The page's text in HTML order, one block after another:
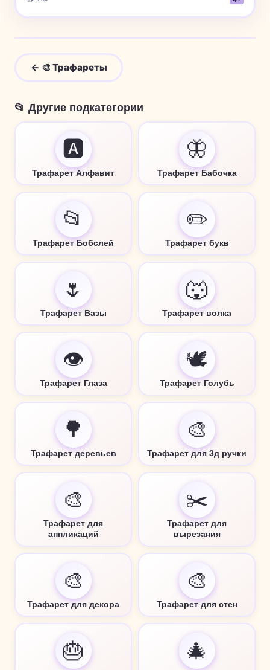
← 🎨 Трафареты
📂 Другие подкатегории
🅰️
Трафарет Алфавит
🦋
Трафарет Бабочка
📂
Трафарет Бобслей
✏️
Трафарет букв
🌷
Трафарет Вазы
🐺
Трафарет волка
👁️
Трафарет Глаза
🕊️
Трафарет Голубь
🌳
Трафарет деревьев
🎨
Трафарет для 3д ручки
🎨
Трафарет для
аппликаций
✂️
Трафарет для
вырезания
🎨
Трафарет для декора
🎨
Трафарет для стен
🎂 🎄